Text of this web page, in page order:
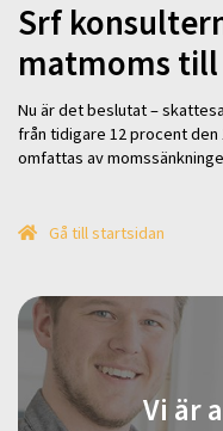
Srf
matmoms
Nu är det beslutat –
från tidigare 12 procent den
omfattas av
Gå till startsidan
Vi är